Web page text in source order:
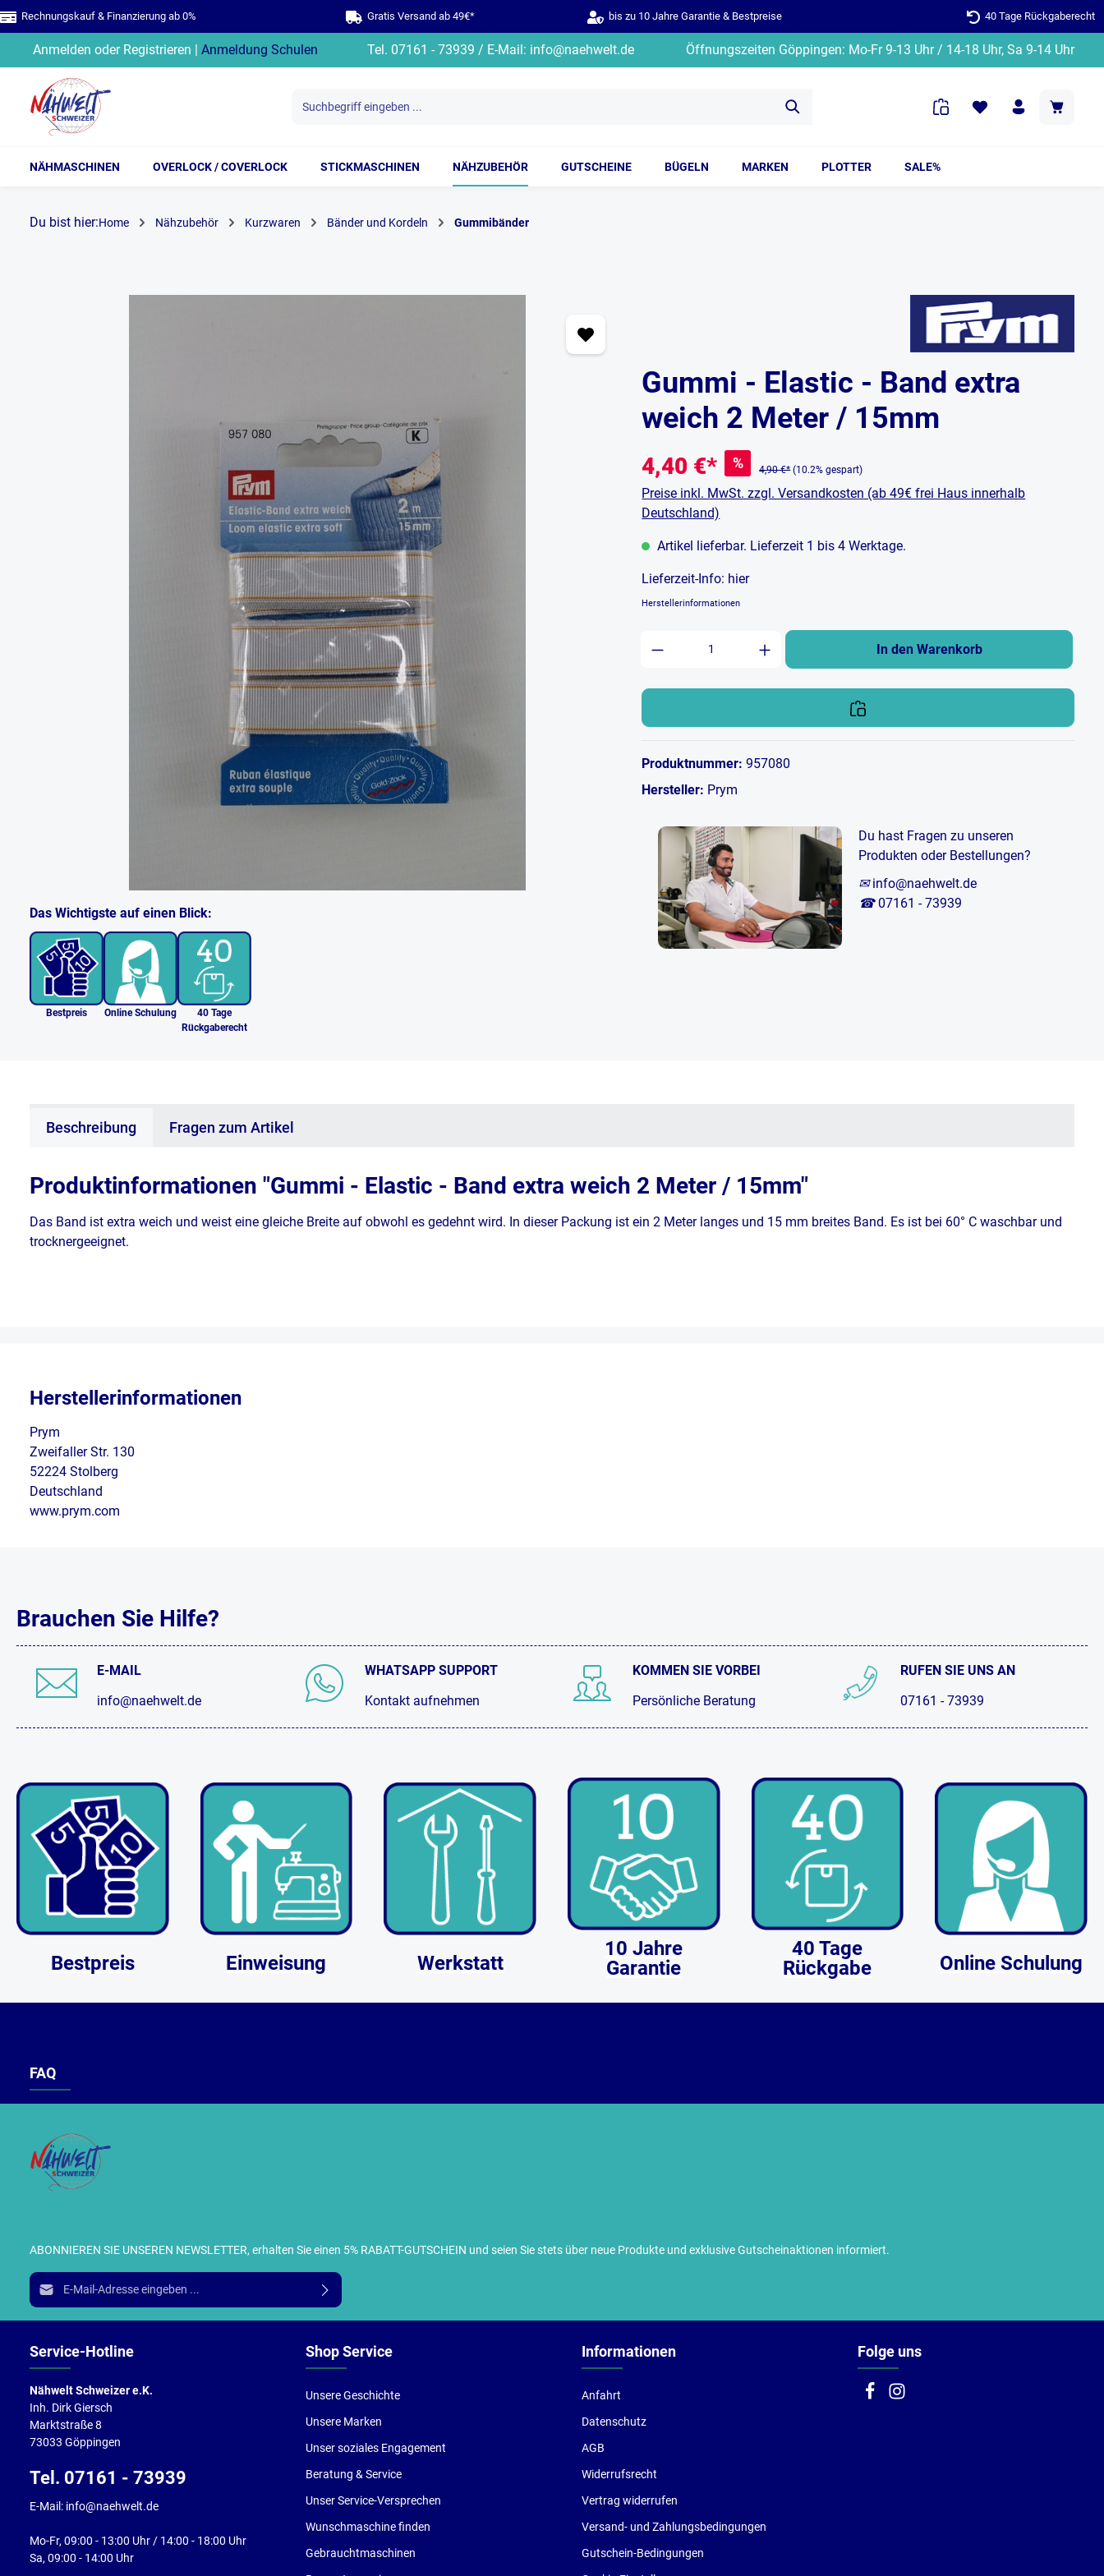
Zur Hauptnavigation springen
Rechnungskauf & Finanzierung ab 0% Gratis Versand ab 49€* bis zu 10 Jahre Garantie & Bestpreise 40 Tage Rückgaberecht
Anmelden oder Registrieren | Anmeldung Schulen Tel. 07161 - 73939 / E-Mail: info@naehwelt.de Öffnungszeiten Göppingen: Mo-Fr 9-13 Uhr / 14-18 Uhr, Sa 9-14 Uhr
NÄHMASCHINEN OVERLOCK / COVERLOCK STICKMASCHINEN NÄHZUBEHÖR GUTSCHEINE BÜGELN MARKEN PLOTTER SALE%
Du bist hier:Home Nähzubehör Kurzwaren Bänder und Kordeln Gummibänder
Das Wichtigste auf einen Blick:
Bestpreis Online Schulung
40 Tage
Rückgaberecht
Gummi - Elastic - Band extra
weich 2 Meter / 15mm
4,40 €* % 4,90 €* (10.2% gespart)
Preise inkl. MwSt. zzgl. Versandkosten (ab 49€ frei Haus innerhalb
Deutschland)
Artikel lieferbar. Lieferzeit 1 bis 4 Werktage.
Lieferzeit-Info: hier
Herstellerinformationen
Produkt Anzahl: Gib den gewünschten Wert ein
In den Warenkorb
Produktnummer:957080
Hersteller: Prym
Du hast Fragen zu unseren
Produkten oder Bestellungen?
✉ info@naehwelt.de
☎ 07161 - 73939
Beschreibung Fragen zum Artikel
Produktinformationen "Gummi - Elastic - Band extra weich 2 Meter / 15mm"
Das Band ist extra weich und weist eine gleiche Breite auf obwohl es gedehnt wird. In dieser Packung ist ein 2 Meter langes und 15 mm breites Band. Es ist bei 60° C waschbar und
trocknergeeignet.
Herstellerinformationen
Prym
Zweifaller Str. 130
52224 Stolberg
Deutschland
www.prym.com
Brauchen Sie Hilfe?
E-MAIL
info@naehwelt.de
WHATSAPP SUPPORT
Kontakt aufnehmen
KOMMEN SIE VORBEI
Persönliche Beratung
RUFEN SIE UNS AN
07161 - 73939
Bestpreis Einweisung Werkstatt
10 Jahre
Garantie
40 Tage
Rückgabe
Online Schulung
ABONNIEREN SIE UNSEREN NEWSLETTER, erhalten Sie einen 5% RABATT-GUTSCHEIN und seien Sie stets über neue Produkte und exklusive Gutscheinaktionen informiert.
E-Mail-Adresse*
Folge uns
Service-Hotline
Nähwelt Schweizer e.K.
Inh. Dirk Giersch
Marktstraße 8
73033 Göppingen
Tel. 07161 - 73939
E-Mail: info@naehwelt.de
Mo-Fr, 09:00 - 13:00 Uhr / 14:00 - 18:00 Uhr
Sa, 09:00 - 14:00 Uhr
Shop Service
Unsere Geschichte
Unsere Marken
Unser soziales Engagement
Beratung & Service
Unser Service-Versprechen
Wunschmaschine finden
Gebrauchtmaschinen
Informationen
Anfahrt
Datenschutz
AGB
Widerrufsrecht
Vertrag widerrufen
Versand- und Zahlungsbedingungen
Gutschein-Bedingungen
FAQ